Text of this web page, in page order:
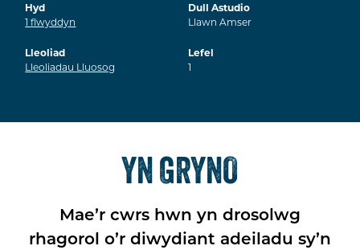
Hyd
1flwyddyn
Dull Astudio
Llawn Amser
Lleoliad
Lleoliadau Lluosog
Lefel
1
YN GRYNO
Mae’r cwrs hwn yn drosolwg
rhagorol o’r diwydiant adeiladu sy’n